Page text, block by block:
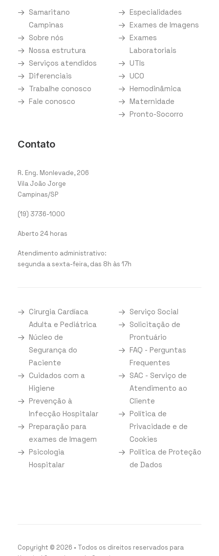
Samaritano
Campinas
Sobre nós
Nossa estrutura
Serviços atendidos
Diferenciais
Trabalhe conosco
Fale conosco
Especialidades
Exames de Imagens
Exames
Laboratoriais
UTIs
UCO
Hemodinâmica
Maternidade
Pronto-Socorro
Contato
R. Eng. Monlevade, 206
Vila João Jorge
Campinas/SP
(19) 3736-1000
Aberto 24 horas
Atendimento administrativo:
segunda a sexta-feira, das 8h às 17h
Cirurgia Cardíaca
Adulta e Pediátrica
Núcleo de
Segurança do
Paciente
Cuidados com a
Higiene
Prevenção à
Infecção Hospitalar
Preparação para
exames de Imagem
Psicologia
Hospitalar
Serviço Social
Solicitação de
Prontuário
FAQ - Perguntas
Frequentes
SAC - Serviço de
Atendimento ao
Cliente
Política de
Privacidade e de
Cookies
Política de Proteção
de Dados
Copyright © 2026 • Todos os direitos reservados para